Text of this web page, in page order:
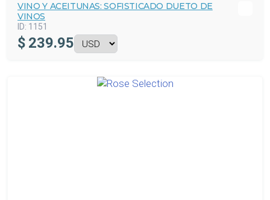
VINO Y ACEITUNAS: SOFISTICADO DUETO DE
VINOS
ID: 1151
$ 239.95